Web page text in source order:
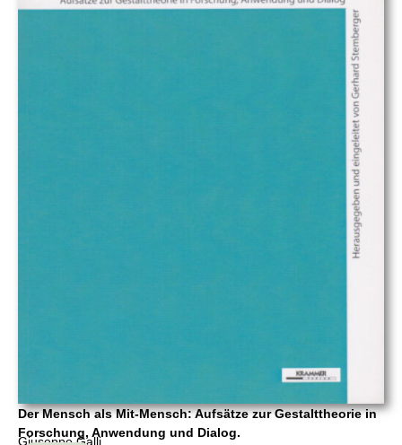
Der Mensch als Mit-Mensch: Aufsätze zur Gestalttheorie in
Forschung, Anwendung und Dialog.
Giuseppe Galli